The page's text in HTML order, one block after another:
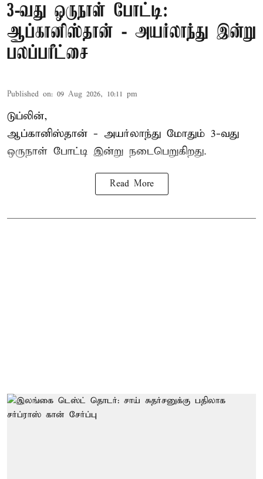
3-வது ஒருநாள் போட்டி:
ஆப்கானிஸ்தான் - அயர்லாந்து இன்று
பலப்பரீட்சை
Published on: 09 Aug 2026, 10:11 pm
டுப்லின்,
ஆப்கானிஸ்தான் - அயர்லாந்து மோதும் 3-வது
ஒருநாள் போட்டி இன்று நடைபெறுகிறது.
Read More